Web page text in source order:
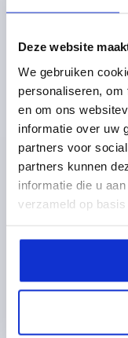
Deze website
We gebruiken
personaliseren,
en om ons
informatie over uw
partners voor
partners kunnen
informatie die u
verzameld op
2-
D2=14H7,
FESTSTEHEND
AUSFÜHRUNG
HÖHE=33,5